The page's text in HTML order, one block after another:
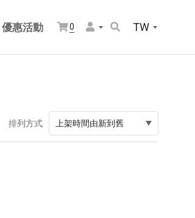
優惠活動 0 TW
排列方式 上架時間由新到舊